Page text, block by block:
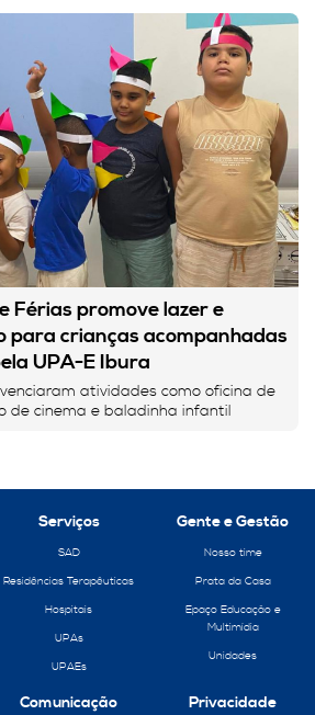
Férias promove lazer e
para crianças acompanhadas
UPA-E Ibura
atividades como oficina de
de cinema e baladinha infantil
Serviços
SAD
Residências Terapêuticas
Hospitais
UPAs
UPAEs
Gente e Gestão
Nosso time
Prata da Casa
Epaço Educação e
Multimídia
Unidades
Comunicação Privacidade